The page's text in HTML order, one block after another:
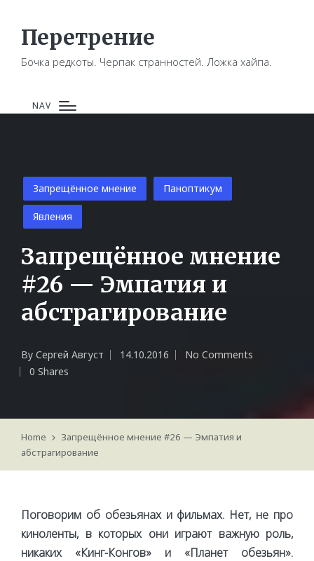
Перетрение
Бочка редкоты. Черпак странностей. Ложка хайпа.
NAV
Posted
in
Запрещённое мнение Паноптикум
Явления
Запрещённое мнение
#26 — Эмпатия и
абстрагирование
Posted
by
By Сергей Август 14.10.2016
No Comments
0 Shares
Home
Запрещённое мнение #26 — Эмпатия и
абстрагирование
Поговорим об обезьянах и фильмах. Нет, не про
киноленты, в которых они играют важную роль,
никаких «Кинг-Конгов» и «Планет обезьян».